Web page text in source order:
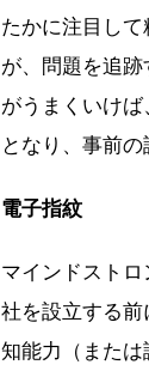
たかに注目し
が、問題を追
がうまくいけ
となり、事前の
電子指紋
マインドスト
社を設立する
知能力（または